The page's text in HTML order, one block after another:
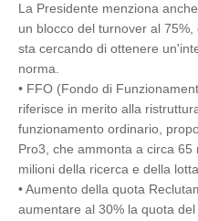
La Presidente menziona
un blocco del turnover al
sta cercando di ottenere
norma.
• FFO (Fondo di
riferisce in merito alla
funzionamento ordinario,
Pro3, che ammonta a circa
milioni della ricerca e della
•Aumento della quota
aumentare al 30% la quota